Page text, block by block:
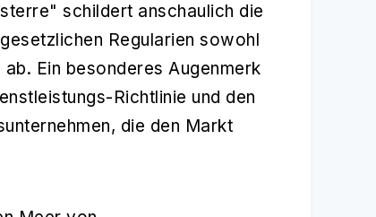
schildert anschaulich die
Regularien sowohl
Ein besonderes Augenmerk
Richtlinie und den
die den Markt